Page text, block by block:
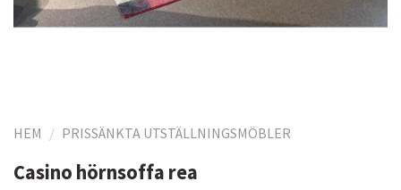
HEM / PRISSÄNKTA UTSTÄLLNINGSMÖBLER
Casino hörnsoffa rea